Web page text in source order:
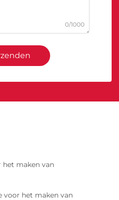
0/1000
het maken van
voor het maken van